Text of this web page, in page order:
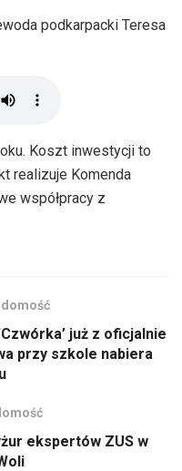
podkarpacki Teresa
Koszt inwestycji to
realizuje Komenda
współpracy z
już z oficjalnie
przy szkole nabiera
ekspertów ZUS w